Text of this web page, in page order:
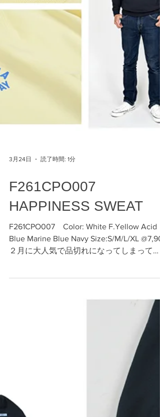
F261CPO007
HAPPINESS SWEAT
F261CPO007 Color: White F.Yellow Acid
Blue Marine Blue Navy Size:S/M/L/XL
HAPPINESS SWEATが再入荷！
カリフォルニアの青い空、蒼い海を連想す
言葉を探してHAPPINESSにしました。 スウ
ェットのバックに大きなアーチをかけて単
だけど力強く、そして幸福感満載の グラフ
ィックで着る人が思わず笑顔になるような
ウェットになってくれたら嬉しいです。 ま
た、バックプリントの一番下には筆記体で
の春夏のテーマである「Pacific Drive」と小
さく入れました。 #freeway428 #yokohama
#americancasual #motomachi #横浜フリー